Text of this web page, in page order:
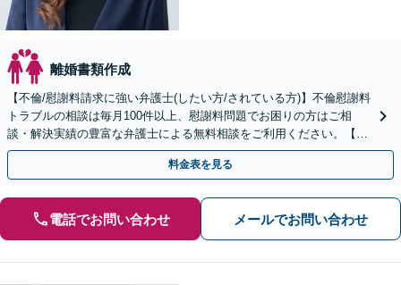
離婚書類作成
【不倫/慰謝料請求に強い弁護士(したい方/されている方)】不倫慰謝料
トラブルの相談は毎月100件以上、慰謝料問題でお困りの方はご相
談・解決実績の豊富な弁護士による無料相談をご利用ください。【不
倫相談は初回0円】【全国対応】
料金表を見る
電話でお問い合わせ メールでお問い合わせ